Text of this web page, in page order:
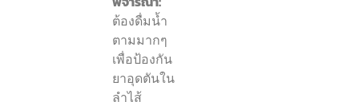
ต้องดื่มน้ำ
ตามมากๆ
เพื่อป้องกัน
ยาอุดตันใน
ลำไส้